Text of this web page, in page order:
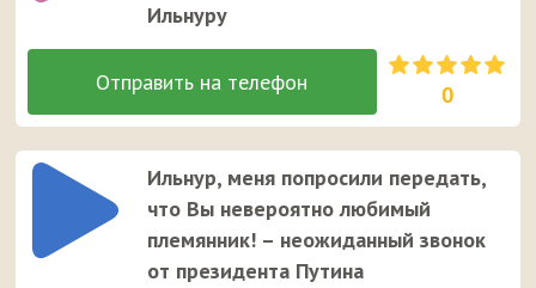
Ильнуру
0
Ильнур, меня попросили передать,
что Вы невероятно любимый
племянник! – неожиданный звонок
от президента Путина